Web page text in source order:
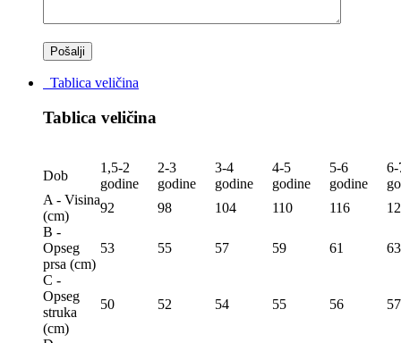
Tablica veličina
Tablica veličina
Dob
1,5-2
godine
2-3
godine
3-4
godine
4-5
godine
5-6
godine
6-
A - Visina
(сm)
92 98 104 110 116
B -
Opseg
prsa (сm)
53 55 57 59 61 63
C -
Opseg
struka
(сm)
50 52 54 55 56 57